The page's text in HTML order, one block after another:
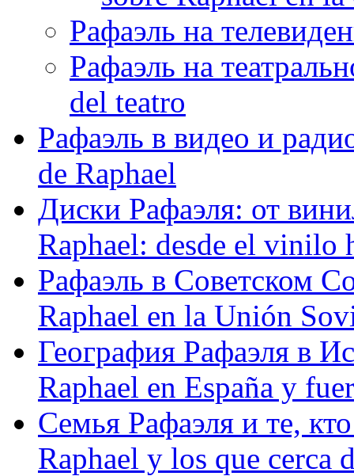
Рафаэль на
Рафаэль на
del teatro
Рафаэль в видео и
de Raphael
Диски Рафаэля: от
Raphael: desde el vinilo
Рафаэль в Советском
Raphael en la Unión
География Рафаэля в
Raphael en España y
Семья Рафаэля и те,
Raphael y los que cerca